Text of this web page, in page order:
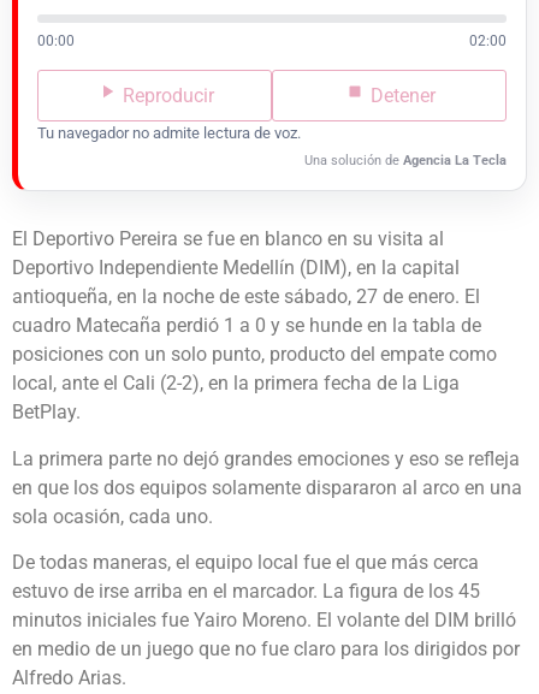
00:00 02:00
Reproducir Detener
Tu navegador no admite lectura de voz.
Una solución de Agencia La Tecla
El Deportivo Pereira se fue en blanco en su visita al
Deportivo Independiente Medellín (DIM), en la capital
antioqueña, en la noche de este sábado, 27 de enero. El
cuadro Matecaña perdió 1 a 0 y se hunde en la tabla de
posiciones con un solo punto, producto del empate como
local, ante el Cali (2-2), en la primera fecha de la Liga
BetPlay.
La primera parte no dejó grandes emociones y eso se refleja
en que los dos equipos solamente dispararon al arco en una
sola ocasión, cada uno.
De todas maneras, el equipo local fue el que más cerca
estuvo de irse arriba en el marcador. La figura de los 45
minutos iniciales fue Yairo Moreno. El volante del DIM brilló
en medio de un juego que no fue claro para los dirigidos por
Alfredo Arias.